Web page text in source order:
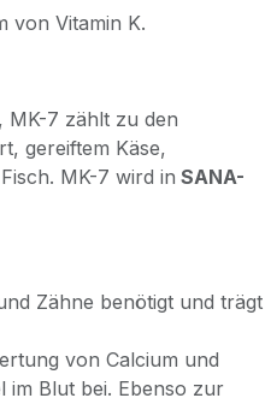
von Vitamin K.
MK-7 zählt zu den
gereiftem Käse,
MK-7 wird in SANA-
Zähne benötigt und trägt
von Calcium und
im Blut bei. Ebenso zur